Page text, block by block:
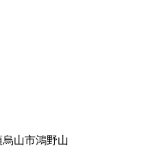
山市鴻野山